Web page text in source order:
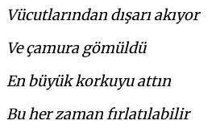
Vücutlarından dışarı akıyor
Ve çamura gömüldü
En büyük korkuyu attın
Bu her zaman fırlatılabilir